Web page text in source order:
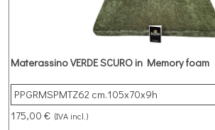
Materassino VERDE SCURO in Memory foam
175,00 € (IVA incl.)